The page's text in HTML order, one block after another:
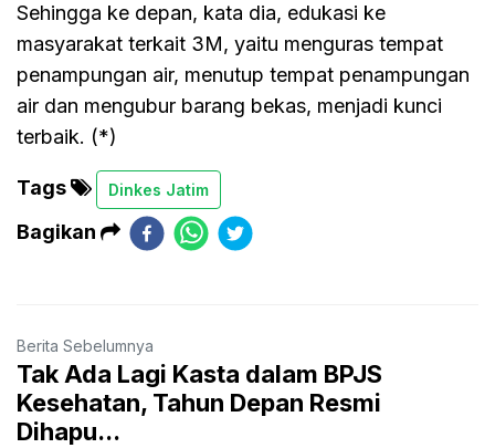
Sehingga ke depan, kata dia, edukasi ke
masyarakat terkait 3M, yaitu menguras tempat
penampungan air, menutup tempat penampungan
air dan mengubur barang bekas, menjadi kunci
terbaik. (*)
Tags Dinkes Jatim
Bagikan
Berita Sebelumnya
Tak Ada Lagi Kasta dalam BPJS
Kesehatan, Tahun Depan Resmi
Dihapu...